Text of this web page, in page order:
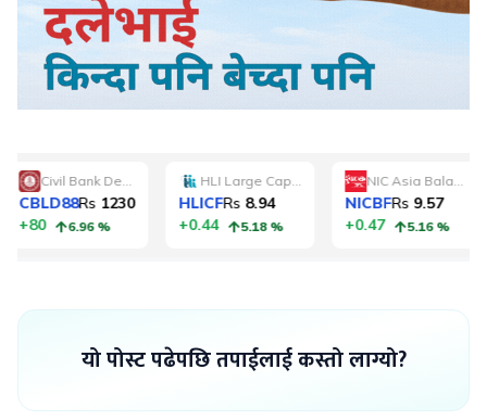
यो पोस्ट पढेपछि तपाईलाई कस्तो लाग्यो?